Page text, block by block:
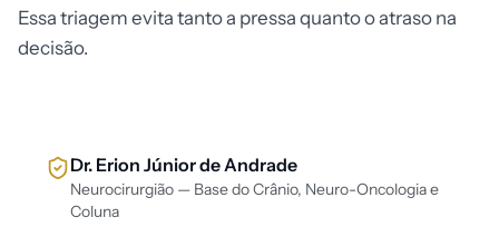
Essa triagem evita tanto a pressa quanto o atraso na
decisão.
Dr. Erion Júnior de Andrade
Neurocirurgião — Base do Crânio, Neuro-Oncologia e
Coluna